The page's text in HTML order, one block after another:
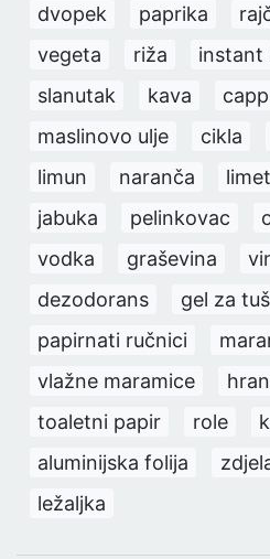
dvopek
paprika
vegeta
riža instant
slanutak
kava
maslinovo ulje
cikla
limun
naranča
jabuka
pelinkovac
vodka
graševina
dezodorans
gel za
papirnati ručnici
vlažne maramice
toaletni papir
role
aluminijska folija
ležaljka